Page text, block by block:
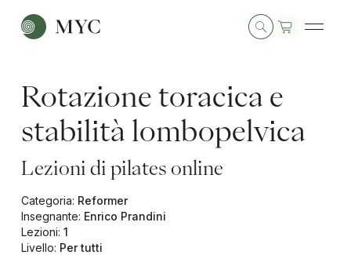
Rotazione toracica e
stabilità lombopelvica
Lezioni di pilates online
Categoria: Reformer
Insegnante: Enrico Prandini
Lezioni: 1
Livello: Per tutti